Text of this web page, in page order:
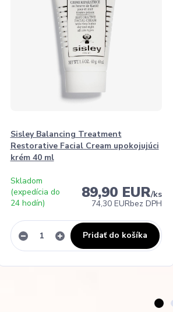
Sisley Balancing Treatment
Restorative Facial Cream upokojujúci
krém 40 ml
89,90 EUR/ks
74,30 EURbez DPH
Skladom
(expedícia do
24 hodín)
Pridať do košíka